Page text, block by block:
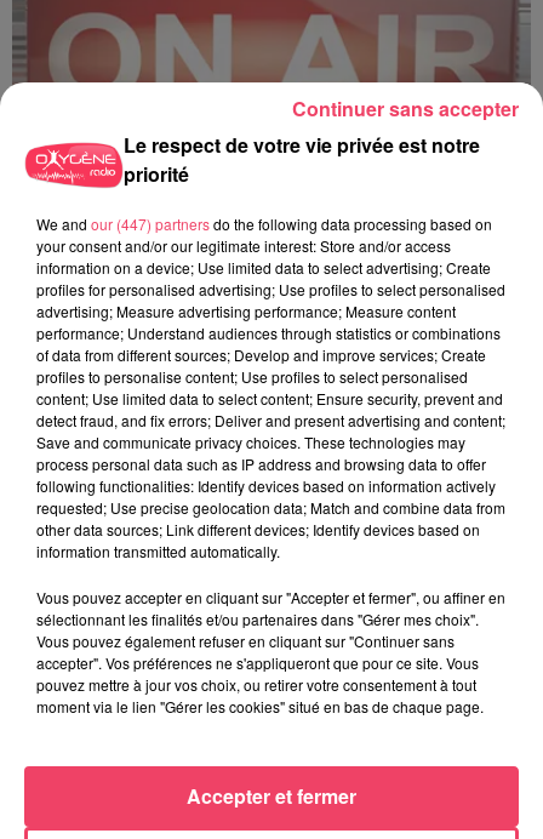
C'est plus ou c'est moins ? - 18 06 2026
C'est plus ou c'est moins ? - 17 06 2026
Le respect de votre vie privée est notre
priorité
We and our (447) partnersdo the following data processing based on
your consent and/or our legitimate interest: Store and/or access
information on a device; Use limited data to select advertising; Create
profiles for personalised advertising; Use profiles to select personalised
advertising; Measure advertising performance; Measure content
performance; Understand audiences through statistics or combinations
of data from different sources; Develop and improve services; Create
profiles to personalise content; Use profiles to select personalised
content; Use limited data to select content; Ensure security, prevent and
detect fraud, and fix errors; Deliver and present advertising and content;
Save and communicate privacy choices. These technologies may
process personal data such as IP address and browsing data to offer
following functionalities: Identify devices based on information actively
requested; Use precise geolocation data; Match and combine data from
other data sources; Link different devices; Identify devices based on
information transmitted automatically.
Vous pouvez accepter en cliquant sur "Accepter et fermer", ou affiner en
sélectionnant les finalités et/ou partenaires dans "Gérer mes choix".
Vous pouvez également refuser en cliquant sur "Continuer sans
accepter". Vos préférences ne s'appliqueront que pour ce site. Vous
pouvez mettre à jour vos choix, ou retirer votre consentement à tout
moment via le lien "Gérer les cookies" situé en bas de chaque page.
Accepter et fermer
Continuer sans accepter